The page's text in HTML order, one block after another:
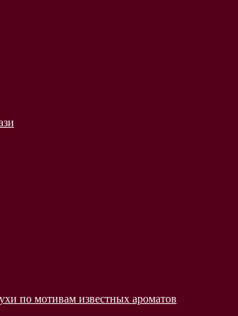
по мотивам известных ароматов